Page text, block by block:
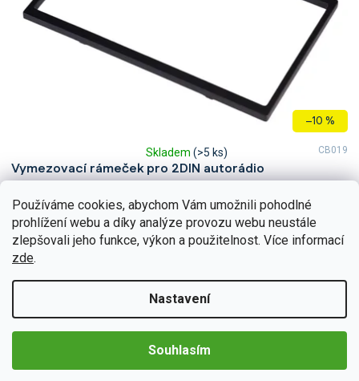
Používáme cookies, abychom Vám umožnili pohodlné
prohlížení webu a díky analýze provozu webu neustále
zlepšovali jeho funkce, výkon a použitelnost. Více informací
zde.
Nastavení
Souhlasím
–10 %
Vymezovací rámeček pro 2DIN autorádio
hodnocení
je
z
5
hvězdiček.
Skladem (>5 ks)
179 Kč Do košíku
kteří se rozhodli vylepšit si svůj automobil novým 2DIN rádiem.
Rámeček je vhodný pro každého, kdo klade důraz na...
CB019